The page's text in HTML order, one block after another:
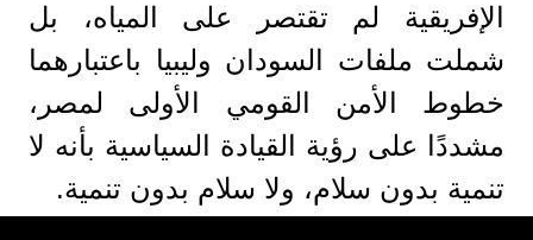
الإفريقية لم تقتصر على المياه، بل
شملت ملفات السودان وليبيا باعتبارهما
خطوط الأمن القومي الأولى لمصر،
مشددًا على رؤية القيادة السياسية بأنه لا
تنمية بدون سلام، ولا سلام بدون تنمية.